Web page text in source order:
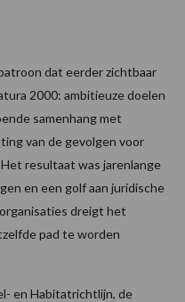
dat eerder zichtbaar
2000: ambitieuze doelen
samenhang met
van de gevolgen voor
resultaat was jarenlange
en een golf aan juridische
dreigt het
pad te worden
en Habitatrichtlijn, de